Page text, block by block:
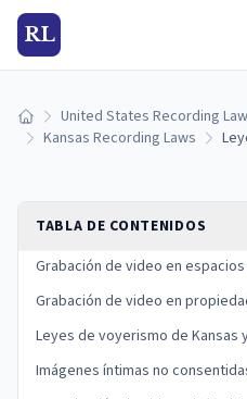
RL
Inicio United States Recording
Kansas Recording Laws
TABLA DE CONTENIDOS
Grabación de video en
Grabación de video en
Leyes de voyerismo de Kansas
Imágenes íntimas no